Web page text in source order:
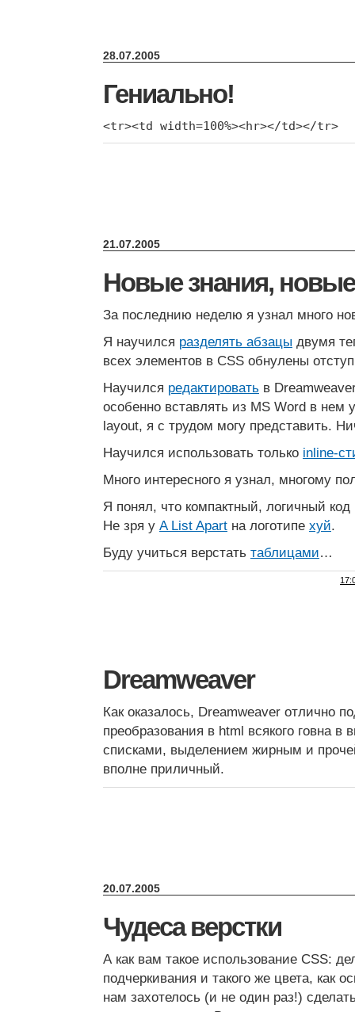
28.07.2005
Гениально!
<tr><td width=100%><hr></td></tr>
21.07.2005
Новые знания,
За последнию неделю я узнал много
Я научился разделять абзацы двумя
всех элементов в CSS обнулены
Научился редактировать в
особенно вставлять из MS Word в нем
layout, я с трудом могу представить.
Научился использовать только inline-
Много интересного я узнал, многому
Я понял, что компактный, логичный
Не зря у A List Apart на логотипе хуй.
Буду учиться верстать таблицами…
Dreamweaver
Как оказалось, Dreamweaver отлично
преобразования в html всякого говна
списками, выделением жирным и
вполне приличный.
20.07.2005
Чудеса верстки
А как вам такое использование CSS:
подчеркивания и такого же цвета, как
нам захотелось (и не один раз!)